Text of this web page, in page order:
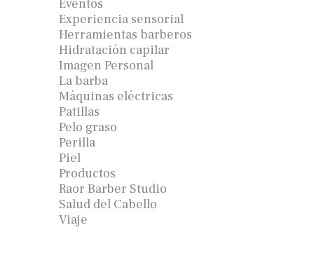
Eventos
Experiencia sensorial
Herramientas barberos
Hidratación capilar
Imagen Personal
La barba
Máquinas eléctricas
Patillas
Pelo graso
Perilla
Piel
Productos
Raor Barber Studio
Salud del Cabello
Viaje